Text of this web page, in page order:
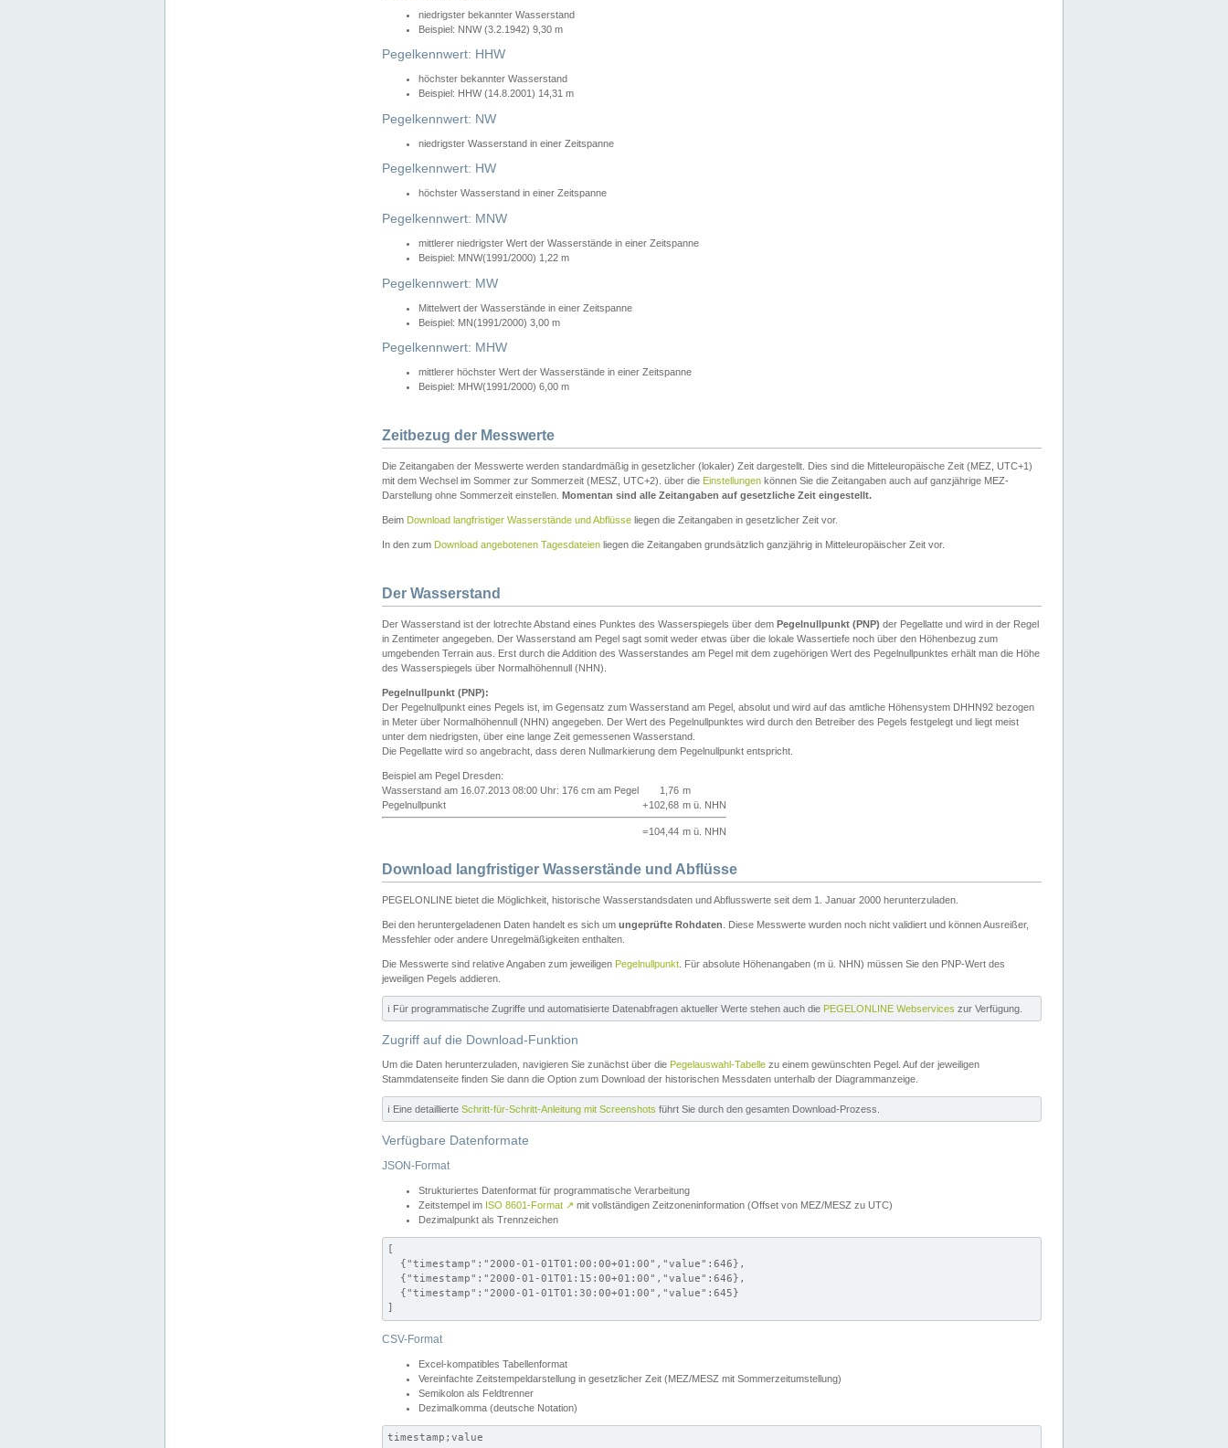
niedrigster bekannter Wasserstand
Beispiel: NNW (3.2.1942) 9,30 m
Pegelkennwert: HHW
höchster bekannter Wasserstand
Beispiel: HHW (14.8.2001) 14,31 m
Pegelkennwert: NW
niedrigster Wasserstand in einer Zeitspanne
Pegelkennwert: HW
höchster Wasserstand in einer Zeitspanne
Pegelkennwert: MNW
mittlerer niedrigster Wert der Wasserstände in einer Zeitspanne
Beispiel: MNW(1991/2000) 1,22 m
Pegelkennwert: MW
Mittelwert der Wasserstände in einer Zeitspanne
Beispiel: MN(1991/2000) 3,00 m
Pegelkennwert: MHW
mittlerer höchster Wert der Wasserstände in einer Zeitspanne
Beispiel: MHW(1991/2000) 6,00 m
Zeitbezug der Messwerte
Die Zeitangaben der Messwerte werden standardmäßig in gesetzlicher (lokaler) Zeit dargestellt. Dies sind die Mitteleuropäische Zeit (MEZ, UTC+1)
mit dem Wechsel im Sommer zur Sommerzeit (MESZ, UTC+2). über die Einstellungen können Sie die Zeitangaben auch auf ganzjährige MEZ-
Darstellung ohne Sommerzeit einstellen. Momentan sind alle Zeitangaben auf gesetzliche Zeit eingestellt.
Beim Download langfristiger Wasserstände und Abflüsse liegen die Zeitangaben in gesetzlicher Zeit vor.
In den zum Download angebotenen Tagesdateien liegen die Zeitangaben grundsätzlich ganzjährig in Mitteleuropäischer Zeit vor.
Der Wasserstand
Der Wasserstand ist der lotrechte Abstand eines Punktes des Wasserspiegels über dem Pegelnullpunkt (PNP) der Pegellatte und wird in der Regel
in Zentimeter angegeben. Der Wasserstand am Pegel sagt somit weder etwas über die lokale Wassertiefe noch über den Höhenbezug zum
umgebenden Terrain aus. Erst durch die Addition des Wasserstandes am Pegel mit dem zugehörigen Wert des Pegelnullpunktes erhält man die Höhe
des Wasserspiegels über Normalhöhennull (NHN).
Pegelnullpunkt (PNP):
Der Pegelnullpunkt eines Pegels ist, im Gegensatz zum Wasserstand am Pegel, absolut und wird auf das amtliche Höhensystem DHHN92 bezogen
in Meter über Normalhöhennull (NHN) angegeben. Der Wert des Pegelnullpunktes wird durch den Betreiber des Pegels festgelegt und liegt meist
unter dem niedrigsten, über eine lange Zeit gemessenen Wasserstand.
Die Pegellatte wird so angebracht, dass deren Nullmarkierung dem Pegelnullpunkt entspricht.
Beispiel am Pegel Dresden:
Wasserstand am 16.07.2013 08:00 Uhr: 176 cm am Pegel
1,76 m
Pegelnullpunkt
+102,68 m ü. NHN
=104,44 m ü. NHN
Download langfristiger Wasserstände und Abflüsse
PEGELONLINE bietet die Möglichkeit, historische Wasserstandsdaten und Abflusswerte seit dem 1. Januar 2000 herunterzuladen.
Bei den heruntergeladenen Daten handelt es sich um ungeprüfte Rohdaten . Diese Messwerte wurden noch nicht validiert und können Ausreißer,
Messfehler oder andere Unregelmäßigkeiten enthalten.
Die Messwerte sind relative Angaben zum jeweiligen Pegelnullpunkt . Für absolute Höhenangaben (m ü. NHN) müssen Sie den PNP-Wert des
jeweiligen Pegels addieren.
ℹ️ Für programmatische Zugriffe und automatisierte Datenabfragen aktueller Werte stehen auch die PEGELONLINE Webservices zur Verfügung.
Zugriff auf die Download-Funktion
Um die Daten herunterzuladen, navigieren Sie zunächst über die Pegelauswahl-Tabelle zu einem gewünschten Pegel. Auf der jeweiligen
Stammdatenseite finden Sie dann die Option zum Download der historischen Messdaten unterhalb der Diagrammanzeige.
ℹ️ Eine detaillierte Schritt-für-Schritt-Anleitung mit Screenshots führt Sie durch den gesamten Download-Prozess.
Verfügbare Datenformate
JSON-Format
Strukturiertes Datenformat für programmatische Verarbeitung
Zeitstempel im ISO 8601-Format ↗ mit vollständigen Zeitzoneninformation (Offset von MEZ/MESZ zu UTC)
Dezimalpunkt als Trennzeichen
[
  {"timestamp":"2000-01-01T01:00:00+01:00","value":646},
  {"timestamp":"2000-01-01T01:15:00+01:00","value":646},
  {"timestamp":"2000-01-01T01:30:00+01:00","value":645}
]
CSV-Format
Excel-kompatibles Tabellenformat
Vereinfachte Zeitstempeldarstellung in gesetzlicher Zeit (MEZ/MESZ mit Sommerzeitumstellung)
Semikolon als Feldtrenner
Dezimalkomma (deutsche Notation)
timestamp;value